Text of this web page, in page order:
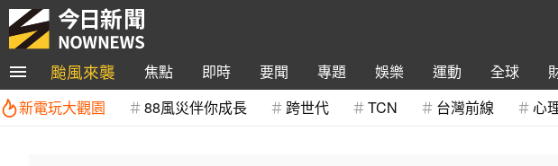
颱風來襲 焦點 即時 要聞 專題 娛樂 運動 全球
新電玩大觀園
88風災伴你成長 跨世代 TCN 台灣前線 心